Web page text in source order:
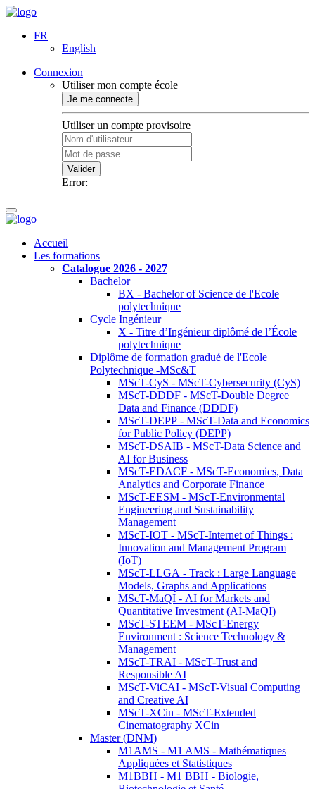
FR
English
Connexion
Utiliser mon compte école
Je me connecte
Utiliser un compte provisoire
Valider
Error:
Accueil
Les formations
Catalogue 2026 - 2027
Bachelor
BX - Bachelor of Science de l'Ecole
polytechnique
Cycle Ingénieur
X - Titre d’Ingénieur diplômé de l’École
polytechnique
Diplôme de formation gradué de l'Ecole
Polytechnique -MSc&T
MScT-CyS - MScT-Cybersecurity (CyS)
MScT-DDDF - MScT-Double Degree
Data and Finance (DDDF)
MScT-DEPP - MScT-Data and Economics
for Public Policy (DEPP)
MScT-DSAIB - MScT-Data Science and
AI for Business
MScT-EDACF - MScT-Economics, Data
Analytics and Corporate Finance
MScT-EESM - MScT-Environmental
Engineering and Sustainability
Management
MScT-IOT - MScT-Internet of Things :
Innovation and Management Program
(IoT)
MScT-LLGA - Track : Large Language
Models, Graphs and Applications
MScT-MaQI - AI for Markets and
Quantitative Investment (AI-MaQI)
MScT-STEEM - MScT-Energy
Environment : Science Technology &
Management
MScT-TRAI - MScT-Trust and
Responsible AI
MScT-ViCAI - MScT-Visual Computing
and Creative AI
MScT-XCin - MScT-Extended
Cinematography XCin
Master (DNM)
M1AMS - M1 AMS - Mathématiques
Appliquées et Statistiques
M1BBH - M1 BBH - Biologie,